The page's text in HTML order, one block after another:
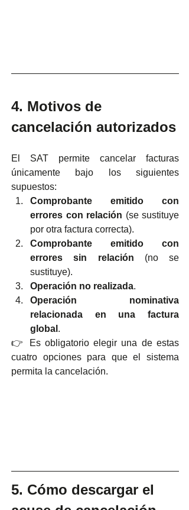
4. Motivos de
cancelación autorizados
El SAT permite cancelar facturas
únicamente bajo los siguientes
supuestos:
Comprobante emitido con
errores con relación (se sustituye
por otra factura correcta).
Comprobante emitido con
errores sin relación (no se
sustituye).
Operación no realizada.
Operación nominativa
relacionada en una factura
global .
👉 Es obligatorio elegir una de estas
cuatro opciones para que el sistema
permita la cancelación.
5. Cómo descargar el